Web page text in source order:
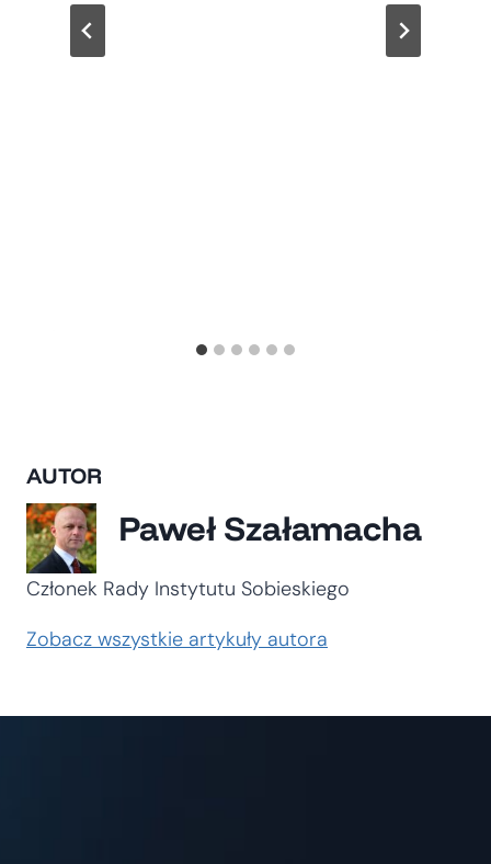
AUTOR
Paweł Szałamacha
Członek Rady Instytutu Sobieskiego
Zobacz wszystkie artykuły autora